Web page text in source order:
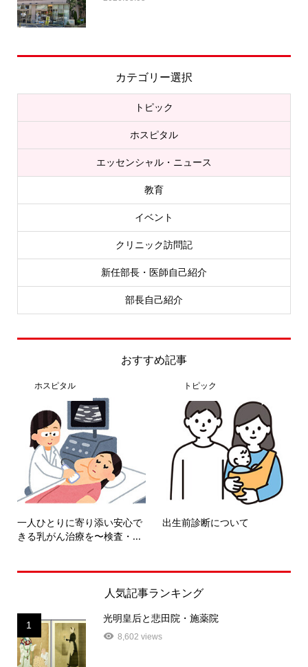
カテゴリー選択
トピック
ホスピタル
エッセンシャル・ニュース
教育
イベント
クリニック訪問記
新任部長・医師自己紹介
部長自己紹介
おすすめ記事
ホスピタル
一人ひとりに寄り添い安心で
きる乳がん治療を〜検査・...
トピック
出生前診断について
人気記事ランキング
1
光明皇后と悲田院・施薬院
8,602 views